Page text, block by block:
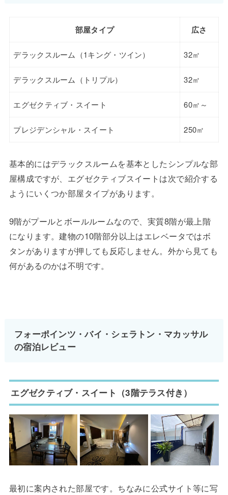
部屋タイプ 広さ
デラックスルーム（1キング・ツイン） 32㎡
デラックスルーム（トリプル） 32㎡
エグゼクティブ・スイート 60㎡～
プレジデンシャル・スイート 250㎡
基本的にはデラックスルームを基本としたシンプルな部
屋構成ですが、エグゼクティブスイートは次で紹介する
ようにいくつか部屋タイプがあります。
9階がプールとボールルームなので、実質8階が最上階
になります。建物の10階部分以上はエレベータではボ
タンがありますが押しても反応しません。外から見ても
何があるのかは不明です。
フォーポインツ・バイ・シェラトン・マカッサル
の宿泊レビュー
エグゼクティブ・スイート（3階テラス付き）
最初に案内された部屋です。ちなみに公式サイト等に写